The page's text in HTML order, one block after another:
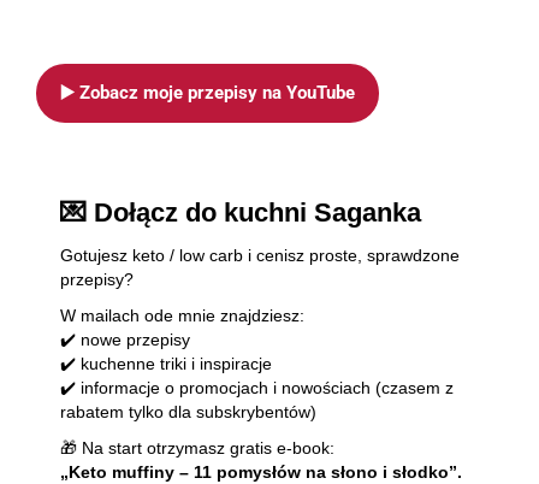
▶️ Zobacz moje przepisy na YouTube
💌 Dołącz do kuchni Saganka
Gotujesz keto / low carb i cenisz proste, sprawdzone
przepisy?
W mailach ode mnie znajdziesz:
✔️ nowe przepisy
✔️ kuchenne triki i inspiracje
✔️ informacje o promocjach i nowościach (czasem z
rabatem tylko dla subskrybentów)
🎁 Na start otrzymasz gratis e-book:
„Keto muffiny – 11 pomysłów na słono i słodko”.